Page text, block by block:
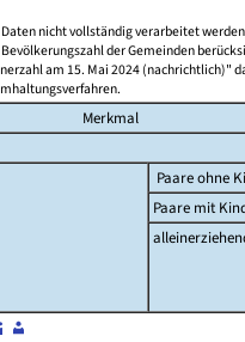
nicht vollständig verarbeitet
der Gemeinden
am 15. Mai 2024 (nachrichtlich)"
Merkmal
Paare ohne
Paare mit